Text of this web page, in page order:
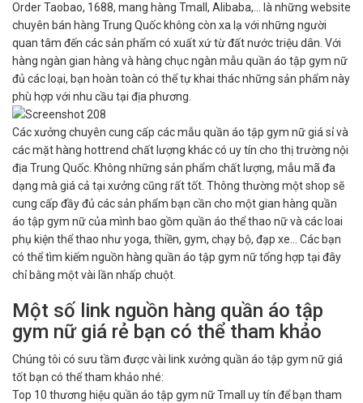
Order Taobao, 1688, mang hàng Tmall, Alibaba,… là những website
chuyên bán hàng Trung Quốc không còn xa lạ với những người
quan tâm đến các sản phẩm có xuất xứ từ đất nước triệu dân. Với
hàng ngàn gian hàng và hàng chục ngàn mẫu quần áo tập gym nữ
đủ các loại, bạn hoàn toàn có thể tự khai thác những sản phẩm này
phù hợp với nhu cầu tại địa phương.
Các xưởng chuyên cung cấp các mẫu quần áo tập gym nữ giá sỉ và
các mặt hàng hottrend chất lượng khác có uy tín cho thị trường nội
địa Trung Quốc. Không những sản phẩm chất lượng, mẫu mã đa
dạng mà giá cả tại xưởng cũng rất tốt. Thông thường một shop sẽ
cung cấp đầy đủ các sản phẩm bạn cần cho một gian hàng quần
áo tập gym nữ của mình bao gồm quần áo thể thao nữ và các loai
phụ kiện thể thao như yoga, thiền, gym, chạy bộ, đạp xe… Các bạn
có thể tìm kiếm nguồn hàng quần áo tập gym nữ tổng hợp tại đây
chỉ bằng một vài lần nhấp chuột.
Một số link nguồn hàng quần áo tập
gym nữ giá rẻ bạn có thể tham khảo
Chúng tôi có sưu tầm được vài link xưởng quần áo tập gym nữ giá
tốt bạn có thể tham khảo nhé:
Top 10 thương hiệu quần áo tập gym nữ Tmall uy tín để bạn tham